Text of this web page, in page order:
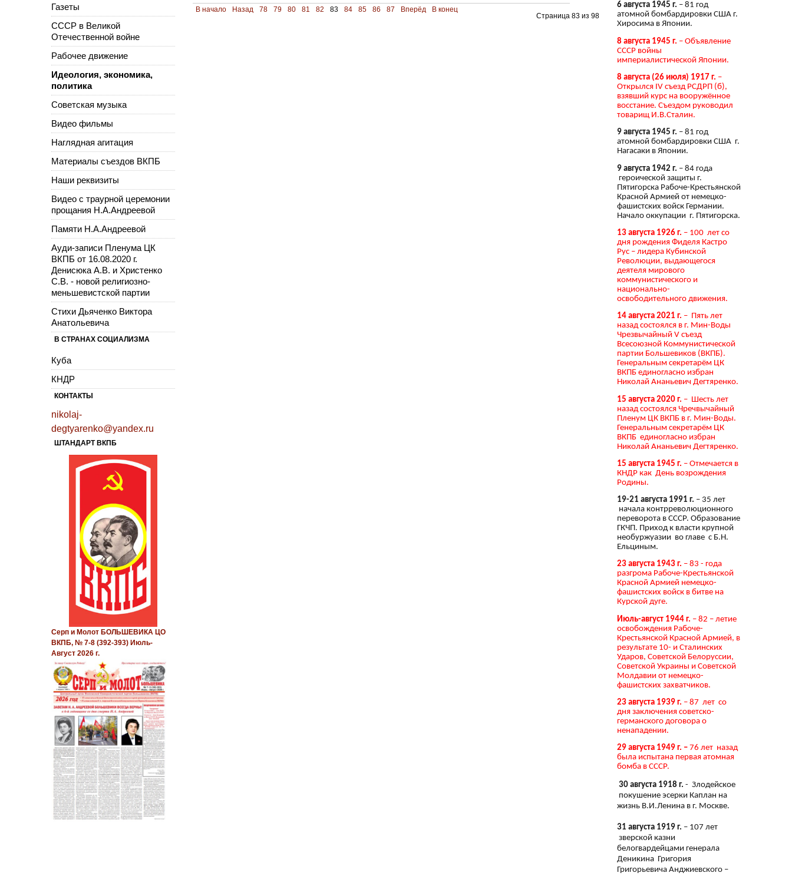
Страница 83 из 98
В начало Назад 78 79 80 81 82 83 84 85 86 87 Вперёд В конец
Газеты
СССР в Великой
Отечественной войне
Рабочее движение
Идеология, экономика,
политика
Советская музыка
Видео фильмы
Наглядная агитация
Материалы съездов ВКПБ
Наши реквизиты
Видео с траурной церемонии
прощания Н.А.Андреевой
Памяти Н.А.Андреевой
Ауди-записи Пленума ЦК
ВКПБ от 16.08.2020 г.
Денисюка А.В. и Христенко
С.В. - новой религиозно-
меньшевистской партии
Стихи Дьяченко Виктора
Анатольевича
В СТРАНАХ СОЦИАЛИЗМА
Куба
КНДР
КОНТАКТЫ
nikolaj-
degtyarenko@yandex.ru
ШТАНДАРТ ВКПБ
Серп и Молот БОЛЬШЕВИКА ЦО
ВКПБ, № 7-8 (392-393) Июль-
Август 2026 г.
6 августа 1945 г. – 81 год
атомной бомбардировки США г.
Хиросима в Японии.
8 августа 1945 г. – Объявление
СССР войны
империалистической Японии.
8 августа (26 июля) 1917 г. –
Открылся IV съезд РСДРП (б),
взявший курс на вооружённое
восстание. Съездом руководил
товарищ И.В.Сталин.
9 августа 1945 г. – 81 год
атомной бомбардировки США г.
Нагасаки в Японии.
9 августа 1942 г. – 84 года
героической защиты г.
Пятигорска Рабоче-Крестьянской
Красной Армией от немецко-
фашистских войск Германии.
Начало оккупации г. Пятигорска.
13 августа 1926 г. – 100 лет со
дня рождения Фиделя Кастро
Рус – лидера Кубинской
Революции, выдающегося
деятеля мирового
коммунистического и
национально-
освободительного движения.
14 августа 2021 г. – Пять лет
назад состоялся в г. Мин-Воды
Чрезвычайный V съезд
Всесоюзной Коммунистической
партии Большевиков (ВКПБ).
Генеральным секретарём ЦК
ВКПБ единогласно избран
Николай Ананьевич Дегтяренко.
15 августа 2020 г. – Шесть лет
назад состоялся Чречвычайный
Пленум ЦК ВКПБ в г. Мин-Воды.
Генеральным секретарём ЦК
ВКПБ единогласно избран
Николай Ананьевич Дегтяренко.
15 августа 1945 г. – Отмечается в
КНДР как День возрождения
Родины.
19-21 августа 1991 г. – 35 лет
начала контрреволюционного
переворота в СССР. Образование
ГКЧП. Приход к власти крупной
необуржуазии во главе с Б.Н.
Ельциным.
23 августа 1943 г. – 83 - года
разгрома Рабоче-Крестьянской
Красной Армией немецко-
фашистских войск в битве на
Курской дуге.
Июль-август 1944 г. – 82 – летие
освобождения Рабоче-
Крестьянской Красной Армией, в
результате 10- и Сталинских
Ударов, Советской Белоруссии,
Советской Украины и Советской
Молдавии от немецко-
фашистских захватчиков.
23 августа 1939 г. – 87 лет со
дня заключения советско-
германского договора о
ненападении.
29 августа 1949 г. – 76 лет назад
была испытана первая атомная
бомба в СССР.
30 августа 1918 г. - Злодейское
покушение эсерки Каплан на
жизнь В.И.Ленина в г. Москве.
31 августа 1919 г. – 107 лет
зверской казни
белогвардейцами генерала
Деникина Григория
Григорьевича Анджиевского –